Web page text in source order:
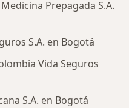
Prepagada S.A.
S.A. en Bogotá
Vida Seguros
S.A. en Bogotá